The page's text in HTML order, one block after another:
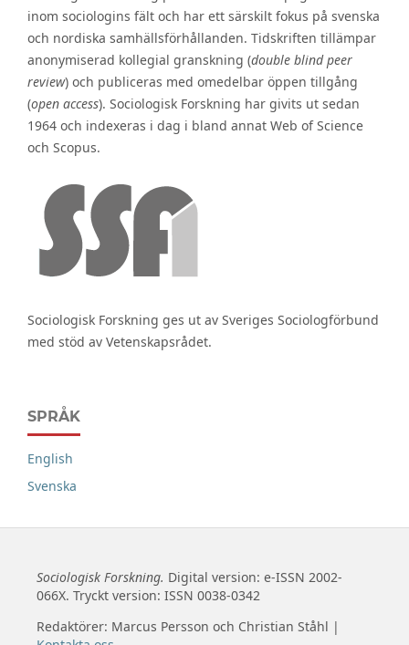
inom sociologins fält och har ett särskilt fokus på svenska
och nordiska samhällsförhållanden. Tidskriften tillämpar
anonymiserad kollegial granskning (double blind peer
review) och publiceras med omedelbar öppen tillgång
(open access). Sociologisk Forskning har givits ut sedan
1964 och indexeras i dag i bland annat Web of Science
och Scopus.
Sociologisk Forskning ges ut av Sveriges Sociologförbund
med stöd av Vetenskapsrådet.
SPRÅK
English
Svenska
Sociologisk Forskning. Digital version: e-ISSN 2002-
066X. Tryckt version: ISSN 0038-0342
Redaktörer: Marcus Persson och Christian Ståhl |